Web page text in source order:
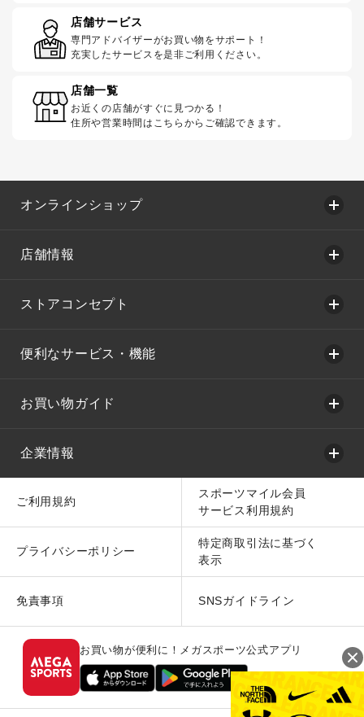
店舗サービス
専門アドバイザーがお買い物をサポート！
充実したサービスを是非ご利用ください。
店舗一覧
お近くの店舗がすぐに見つかる！
住所や営業時間はこちらからご確認できます。
オンラインショップ
店舗情報
ストアコンセプト
便利なサービス・機能
お買い物ガイド
企業情報
ご利用規約
スポーツマイル会員
サービス利用規約
プライバシーポリシー
特定商取引法に基づく
表示
免責事項 SNSガイドライン
お買い物が便利に！メガスポーツ公式アプリ